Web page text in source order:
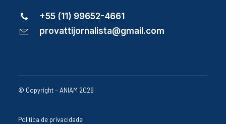
+55 (11) 99652-4661
provattijornalista@gmail.com
© Copyright – ANIAM 2026
Política de privacidade